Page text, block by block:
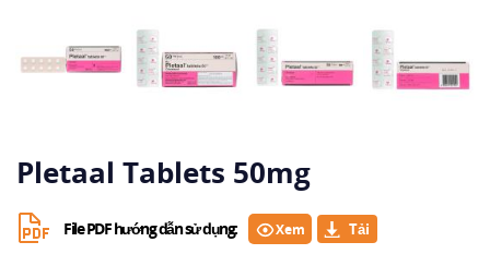
Pletaal Tablets 50mg
File PDF hướng dẫn sử dụng: Xem